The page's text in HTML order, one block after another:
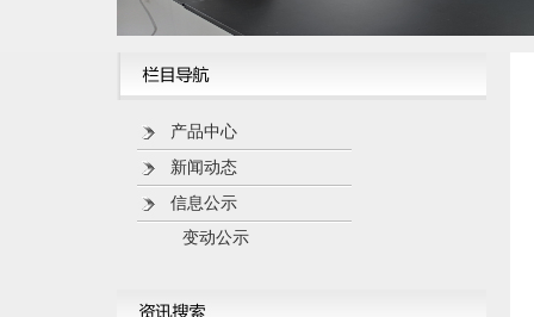
产品中心
新闻动态
信息公示
变动公示